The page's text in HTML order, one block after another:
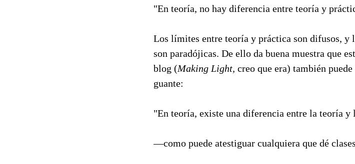
"En teoría, no hay diferencia entre teoría y
Los límites entre teoría y práctica son difusos, y
son paradójicas. De ello da buena muestra que
blog (Making Light, creo que era) también
guante:
"En teoría, existe una diferencia entre la teoría
—como puede atestiguar cualquiera que dé